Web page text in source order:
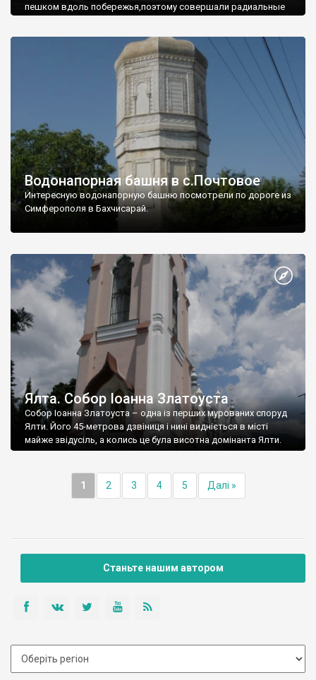
пешком вдоль побережья,поэтому совершали радиальные
Водонапорная башня в с.Почтовое
Интересную водонапорную башню посмотрели по дороге из
Симферополя в Бахчисарай.
Ялта. Собор Іоанна Златоуста
Собор Іоанна Златоуста – одна із перших мурованих споруд
Ялти. Його 45-метрова дзвіниця і нині видніється в місті
майже звідусіль, а колись це була висотна домінанта Ялти.
1 2 3 4 5 Далі »
Станьте нашим автором